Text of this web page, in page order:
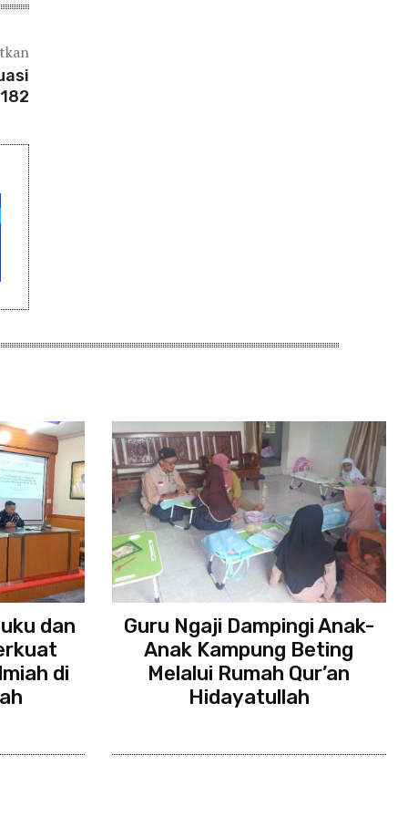
dan
di
Guru Ngaji Dampingi Anak-
Anak Kampung Beting
Melalui Rumah Qur’an
Hidayatullah